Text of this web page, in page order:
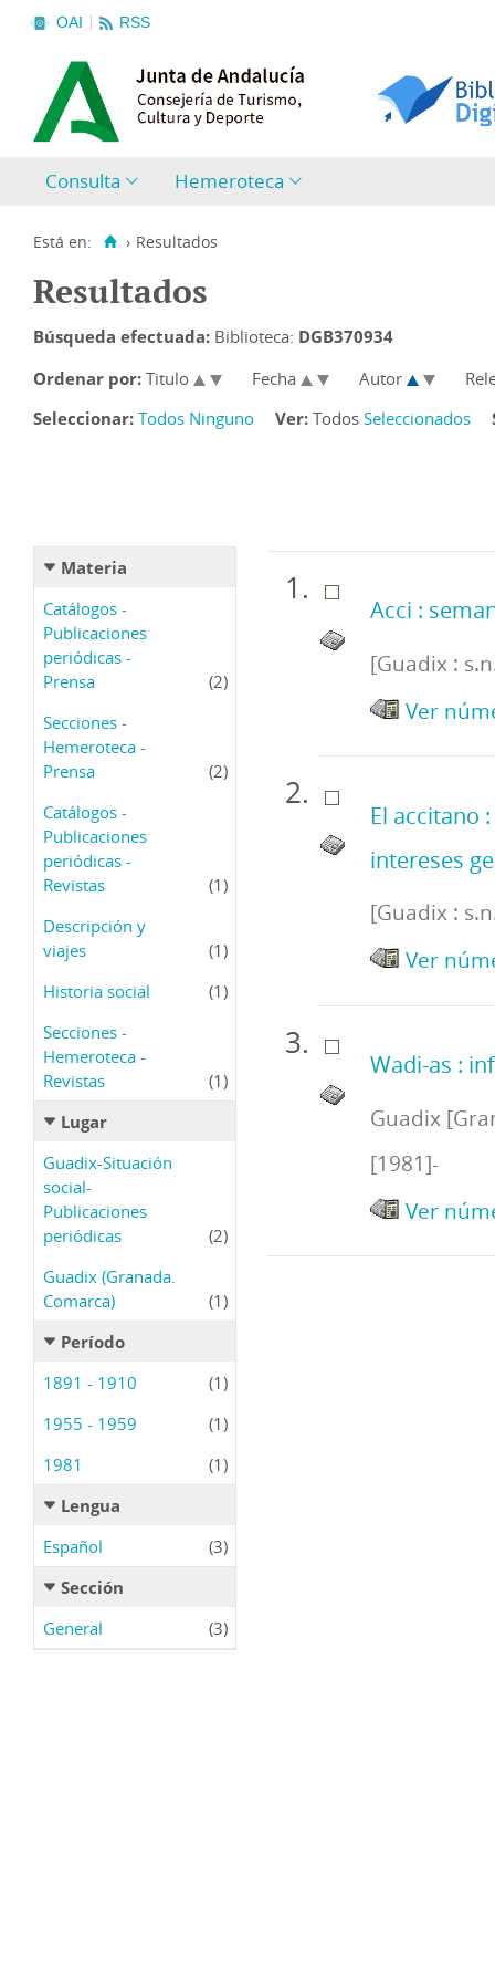
OAI RSS
Consulta Hemeroteca
Está en: › Resultados
Resultados
Búsqueda efectuada: Biblioteca: DGB370934
Ordenar por: Titulo Fecha Autor
Seleccionar: Todos Ninguno Ver: Todos Seleccionados
Materia
Catálogos -
Publicaciones
periódicas -
Prensa
(2)
Secciones -
Hemeroteca -
Prensa
(2)
Catálogos -
Publicaciones
periódicas -
Revistas
(1)
Descripción y
viajes
(1)
Historia social
(1)
Secciones -
Hemeroteca -
Revistas
(1)
Lugar
Guadix-Situación
social-
Publicaciones
periódicas
(2)
Guadix (Granada.
Comarca)
(1)
Período
1891 - 1910
(1)
1955 - 1959
(1)
1981
(1)
Lengua
Español
(3)
Sección
General
(3)
Acci :
[Guadix :
Ver
El accitano
intereses
[Guadix :
Ver
Wadi-as :
Guadix
[1981]-
Ver